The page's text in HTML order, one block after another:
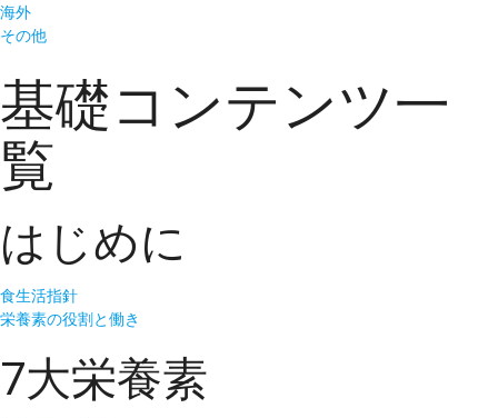
海外
その他
基礎コンテンツ一
覧
はじめに
食生活指針
栄養素の役割と働き
7大栄養素